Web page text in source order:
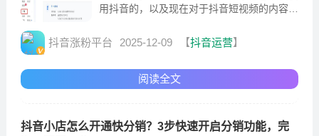
用抖音的，以及现在对于抖音短视频的内容来
抖音涨粉平台 2025-12-09 【抖音运营】
阅读全文
抖音小店怎么开通快分销？3步快速开启分销功能，完